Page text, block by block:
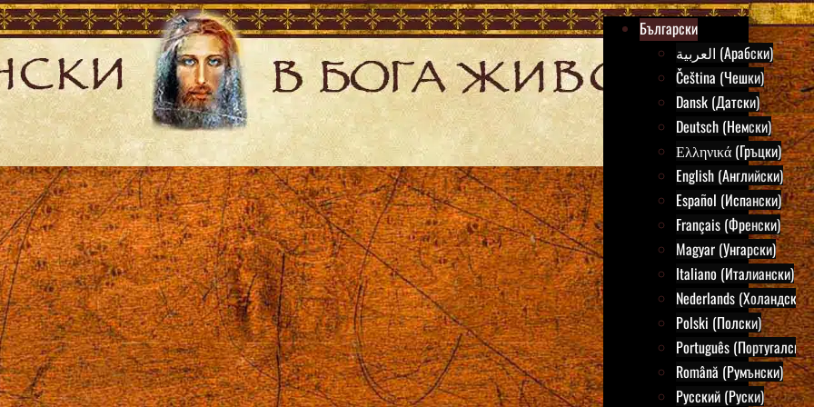
Български
العربية (Арабски)
Čeština (Чешки)
Dansk (Датски)
Deutsch (Немски)
Ελληνικά (Гръцки)
English (Английски)
Español (Испански)
Français (Френски)
Magyar (Унгарски)
Italiano (Италиански)
Nederlands (Холандски)
Polski (Полски)
Português (Португалски)
Română (Румънски)
Русский (Руски)